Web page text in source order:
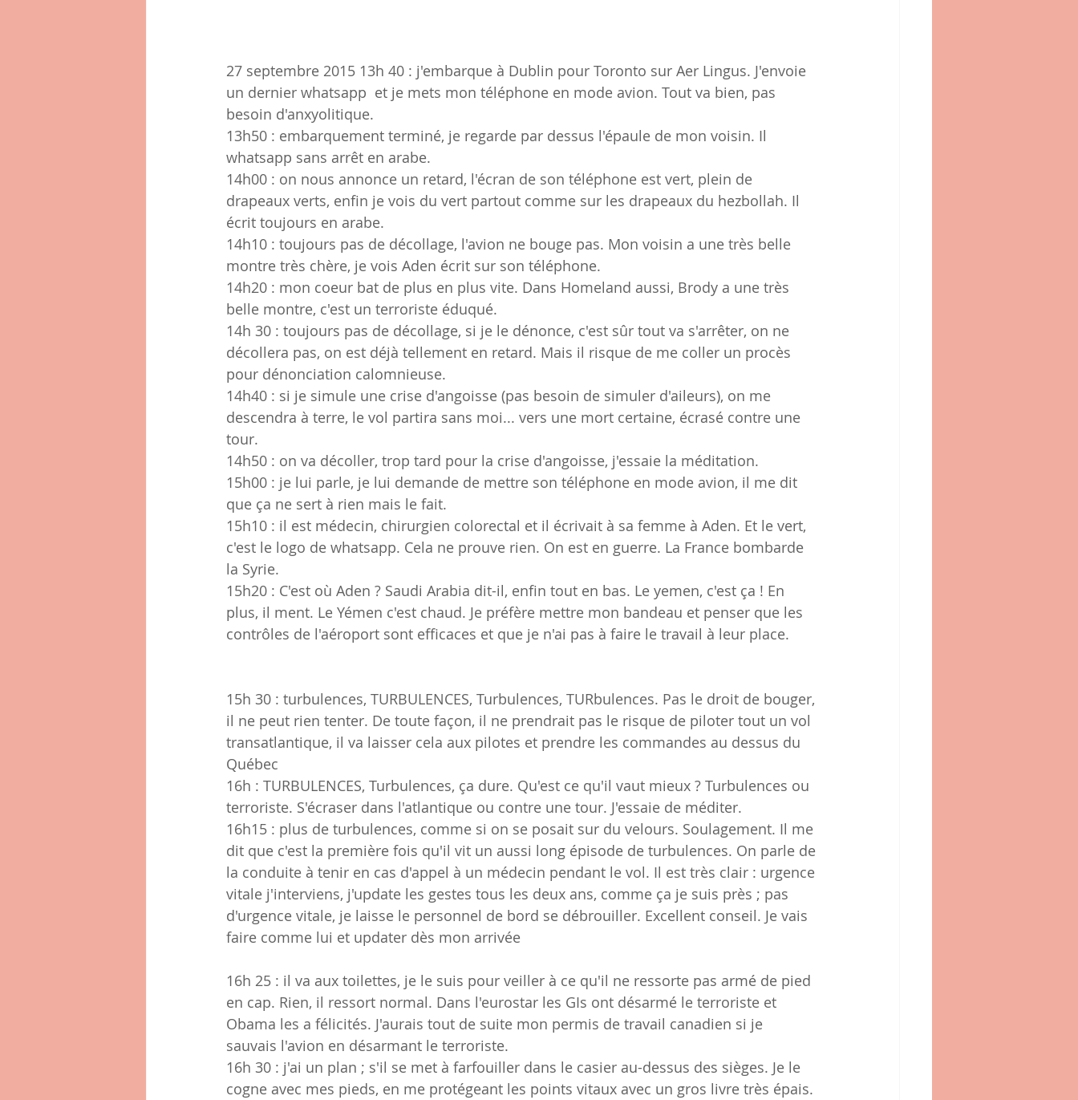
27 septembre 2015 13h 40 : j'embarque à Dublin pour Toronto sur Aer Lingus. J'envoie
un dernier whatsapp  et je mets mon téléphone en mode avion. Tout va bien, pas
besoin d'anxyolitique.
13h50 : embarquement terminé, je regarde par dessus l'épaule de mon voisin. Il
whatsapp sans arrêt en arabe.
14h00 : on nous annonce un retard, l'écran de son téléphone est vert, plein de
drapeaux verts, enfin je vois du vert partout comme sur les drapeaux du hezbollah. Il
écrit toujours en arabe.
14h10 : toujours pas de décollage, l'avion ne bouge pas. Mon voisin a une très belle
montre très chère, je vois Aden écrit sur son téléphone.
14h20 : mon coeur bat de plus en plus vite. Dans Homeland aussi, Brody a une très
belle montre, c'est un terroriste éduqué.
14h 30 : toujours pas de décollage, si je le dénonce, c'est sûr tout va s'arrêter, on ne
décollera pas, on est déjà tellement en retard. Mais il risque de me coller un procès
pour dénonciation calomnieuse.
14h40 : si je simule une crise d'angoisse (pas besoin de simuler d'aileurs), on me
descendra à terre, le vol partira sans moi... vers une mort certaine, écrasé contre une
tour.
14h50 : on va décoller, trop tard pour la crise d'angoisse, j'essaie la méditation.
15h00 : je lui parle, je lui demande de mettre son téléphone en mode avion, il me dit
que ça ne sert à rien mais le fait.
15h10 : il est médecin, chirurgien colorectal et il écrivait à sa femme à Aden. Et le vert,
c'est le logo de whatsapp. Cela ne prouve rien. On est en guerre. La France bombarde
la Syrie.
15h20 : C'est où Aden ? Saudi Arabia dit-il, enfin tout en bas. Le yemen, c'est ça ! En
plus, il ment. Le Yémen c'est chaud. Je préfère mettre mon bandeau et penser que les
contrôles de l'aéroport sont efficaces et que je n'ai pas à faire le travail à leur place.
15h 30 : turbulences, TURBULENCES, Turbulences, TURbulences. Pas le droit de bouger,
il ne peut rien tenter. De toute façon, il ne prendrait pas le risque de piloter tout un vol
transatlantique, il va laisser cela aux pilotes et prendre les commandes au dessus du
Québec
16h : TURBULENCES, Turbulences, ça dure. Qu'est ce qu'il vaut mieux ? Turbulences ou
terroriste. S'écraser dans l'atlantique ou contre une tour. J'essaie de méditer.
16h15 : plus de turbulences, comme si on se posait sur du velours. Soulagement. Il me
dit que c'est la première fois qu'il vit un aussi long épisode de turbulences. On parle de
la conduite à tenir en cas d'appel à un médecin pendant le vol. Il est très clair : urgence
vitale j'interviens, j'update les gestes tous les deux ans, comme ça je suis près ; pas
d'urgence vitale, je laisse le personnel de bord se débrouiller. Excellent conseil. Je vais
faire comme lui et updater dès mon arrivée
16h 25 : il va aux toilettes, je le suis pour veiller à ce qu'il ne ressorte pas armé de pied
en cap. Rien, il ressort normal. Dans l'eurostar les GIs ont désarmé le terroriste et
Obama les a félicités. J'aurais tout de suite mon permis de travail canadien si je
sauvais l'avion en désarmant le terroriste.
16h 30 : j'ai un plan ; s'il se met à farfouiller dans le casier au-dessus des sièges. Je le
cogne avec mes pieds, en me protégeant les points vitaux avec un gros livre très épais.